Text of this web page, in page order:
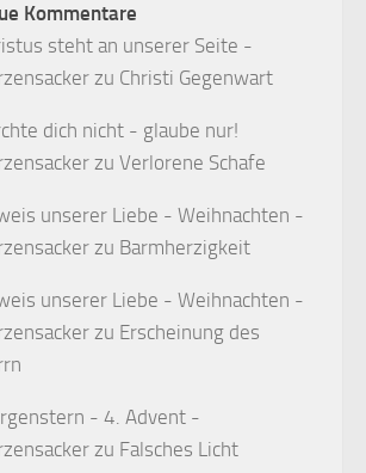
Kommentare
steht an unserer Seite -
zu Christi Gegenwart
dich nicht - glaube nur!
zu Verlorene Schafe
unserer Liebe - Weihnachten -
zu Barmherzigkeit
unserer Liebe - Weihnachten -
zu Erscheinung des
- 4. Advent -
zu Falsches Licht